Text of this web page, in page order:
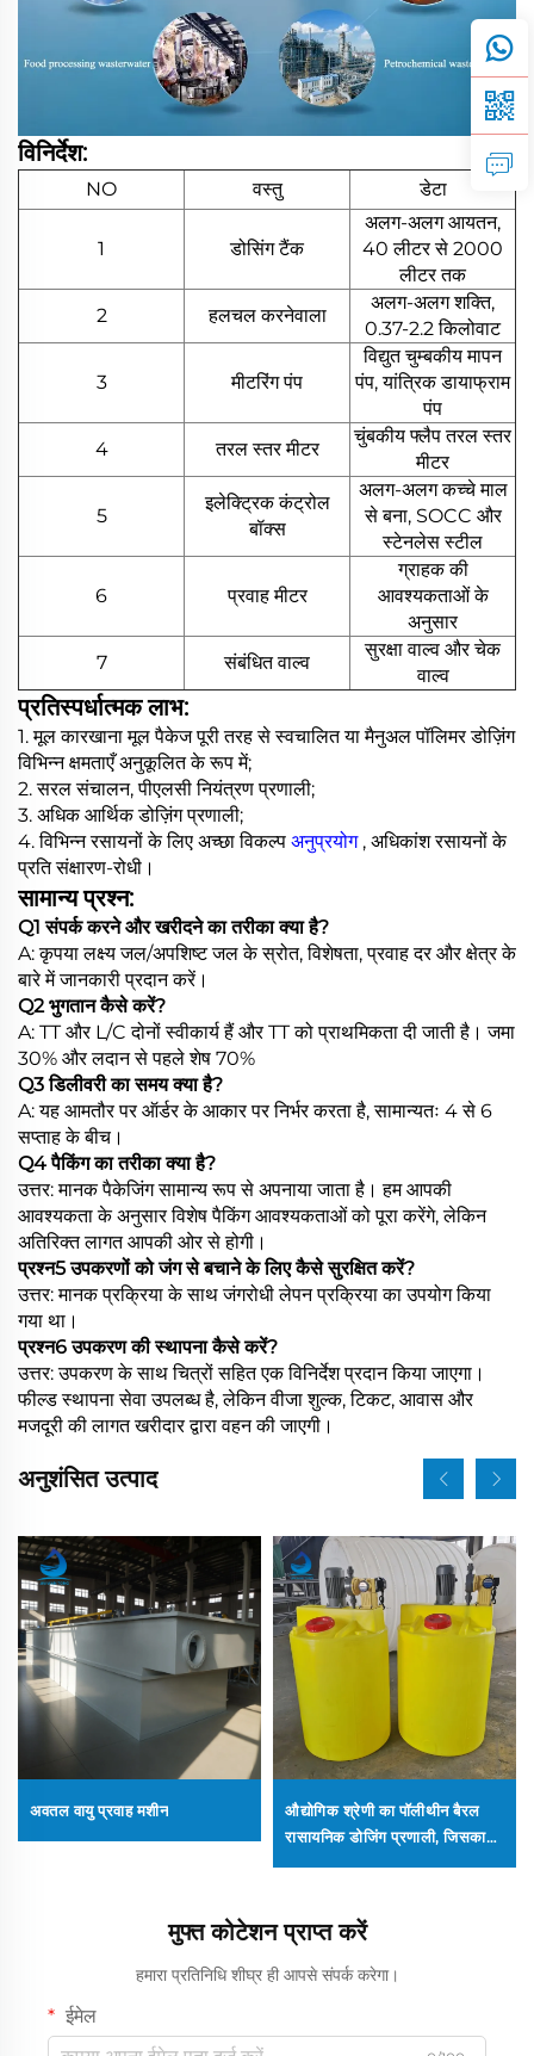
विनिर्देश:
NO वस्तु डेटा
1 डोसिंग टैंक
अलग-अलग आयतन,
40 लीटर से 2000
लीटर तक
2
हलचल करनेवाला
अलग-अलग शक्ति,
0.37-2.2 किलोवाट
3 मीटरिंग पंप
विद्युत चुम्बकीय मापन
पंप, यांत्रिक डायाफ्राम
पंप
4
तरल स्तर मीटर
चुंबकीय फ्लैप तरल स्तर
मीटर
5
इलेक्ट्रिक कंट्रोल
बॉक्स
अलग-अलग कच्चे माल
से बना, SOCC और
स्टेनलेस स्टील
6 प्रवाह मीटर
ग्राहक की
आवश्यकताओं के
अनुसार
7
संबंधित वाल्व
सुरक्षा वाल्व और चेक
वाल्व
प्रतिस्पर्धात्मक लाभ:
1. मूल कारखाना मूल पैकेज पूरी तरह से स्वचालित या मैनुअल पॉलिमर डोज़िंग
विभिन्न क्षमताएँ अनुकूलित के रूप में;
2. सरल संचालन, पीएलसी नियंत्रण प्रणाली;
3. अधिक आर्थिक डोज़िंग प्रणाली;
4. विभिन्न रसायनों के लिए अच्छा विकल्प अनुप्रयोग , अधिकांश रसायनों के
प्रति संक्षारण-रोधी।
सामान्य प्रश्न:
Q1 संपर्क करने और खरीदने का तरीका क्या है?
A: कृपया लक्ष्य जल/अपशिष्ट जल के स्रोत, विशेषता, प्रवाह दर और क्षेत्र के
बारे में जानकारी प्रदान करें।
Q2 भुगतान कैसे करें?
A: TT और L/C दोनों स्वीकार्य हैं और TT को प्राथमिकता दी जाती है। जमा
30% और लदान से पहले शेष 70%
Q3 डिलीवरी का समय क्या है?
A: यह आमतौर पर ऑर्डर के आकार पर निर्भर करता है, सामान्यतः 4 से 6
सप्ताह के बीच।
Q4 पैकिंग का तरीका क्या है?
उत्तर: मानक पैकेजिंग सामान्य रूप से अपनाया जाता है। हम आपकी
आवश्यकता के अनुसार विशेष पैकिंग आवश्यकताओं को पूरा करेंगे, लेकिन
अतिरिक्त लागत आपकी ओर से होगी।
प्रश्न5 उपकरणों को जंग से बचाने के लिए कैसे सुरक्षित करें?
उत्तर: मानक प्रक्रिया के साथ जंगरोधी लेपन प्रक्रिया का उपयोग किया
गया था।
प्रश्न6 उपकरण की स्थापना कैसे करें?
उत्तर: उपकरण के साथ चित्रों सहित एक विनिर्देश प्रदान किया जाएगा।
फील्ड स्थापना सेवा उपलब्ध है, लेकिन वीजा शुल्क, टिकट, आवास और
मजदूरी की लागत खरीदार द्वारा वहन की जाएगी।
अनुशंसित उत्पाद
अवतल वायु प्रवाह मशीन
औद्योगिक श्रेणी का पॉलीथीन बैरल
रासायनिक डोजिंग प्रणाली, जिसका
मुफ्त कोटेशन प्राप्त करें
हमारा प्रतिनिधि शीघ्र ही आपसे संपर्क करेगा।
ईमेल